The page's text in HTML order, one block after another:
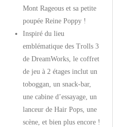
Mont Rageous et sa petite
poupée Reine Poppy !
Inspiré du lieu
emblématique des Trolls 3
de DreamWorks, le coffret
de jeu à 2 étages inclut un
toboggan, un snack-bar,
une cabine d’essayage, un
lanceur de Hair Pops, une
scène, et bien plus encore !